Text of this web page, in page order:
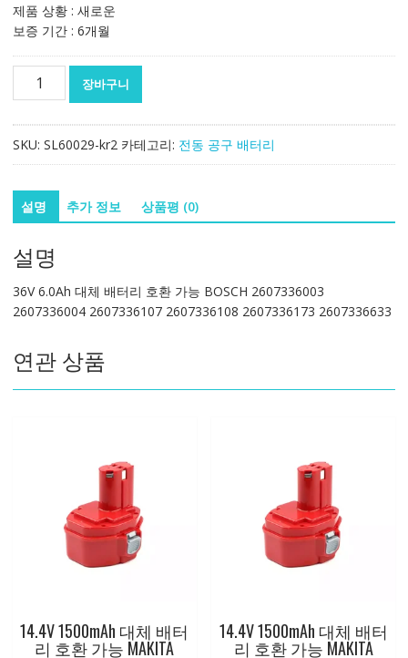
제품 상황 : 새로운
보증 기간 : 6개월
6.0Ah
배
리
호
가
BOSCH
2607336003
2607336107
2607336108
2607336173
장바구니
SKU: SL60029-kr2 카테고리: 전동 공구 배터리
설명 추가 정보 상품평 (0)
설명
36V 6.0Ah 대체 배터리 호환 가능 BOSCH 2607336003
2607336004 2607336107 2607336108 2607336173 2607336633
연관 상품
14.4V 1500mAh 대체 배터
리 호환 가능 MAKITA
14.4V 1500mAh 대체 배터
리 호환 가능 MAKITA